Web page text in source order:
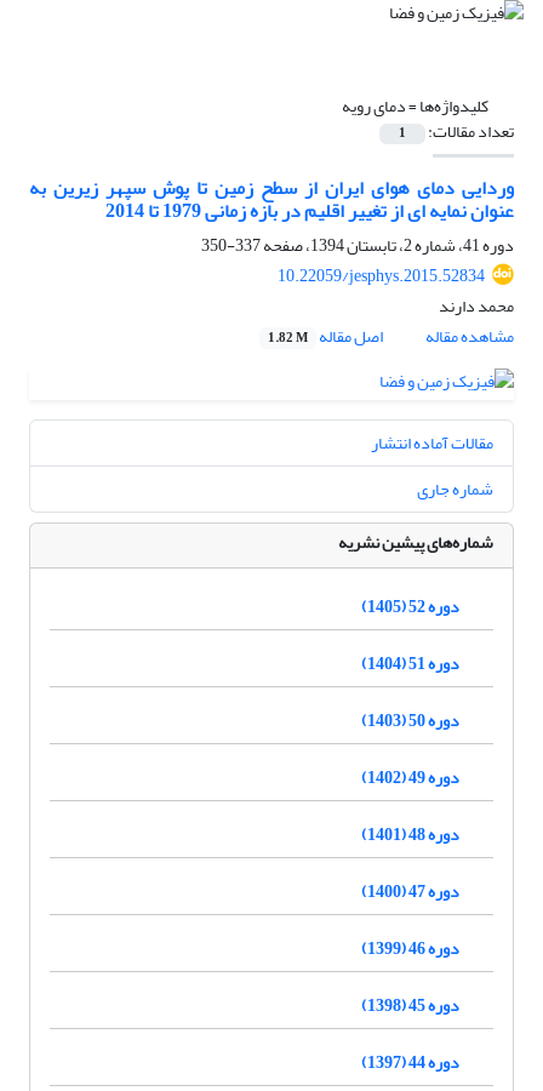
کلیدواژه‌ها =دمای رویه
تعداد مقالات: 1
وردایی دمای هوای ایران از سطح زمین تا پوش سپهر زیرین به
عنوان نمایه ای از تغییر اقلیم در بازه زمانی 1979 تا 2014
دوره 41، شماره 2، تابستان 1394، صفحه
337-350
10.22059/jesphys.2015.52834
محمد دارند
مشاهده مقاله
اصل مقاله 1.82 M
مقالات آماده انتشار
شماره جاری
شماره‌های پیشین نشریه
دوره 52 (1405)
دوره 51 (1404)
دوره 50 (1403)
دوره 49 (1402)
دوره 48 (1401)
دوره 47 (1400)
دوره 46 (1399)
دوره 45 (1398)
دوره 44 (1397)